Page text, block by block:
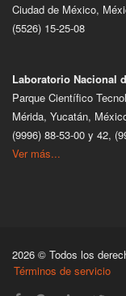
Ciudad de México,
(5526) 15-25-08
Laboratorio Nacional
Parque Científico
Mérida, Yucatán,
(9996) 88-53-00 y 42,
Ver más...
2026 © Todos los
Términos de servicio